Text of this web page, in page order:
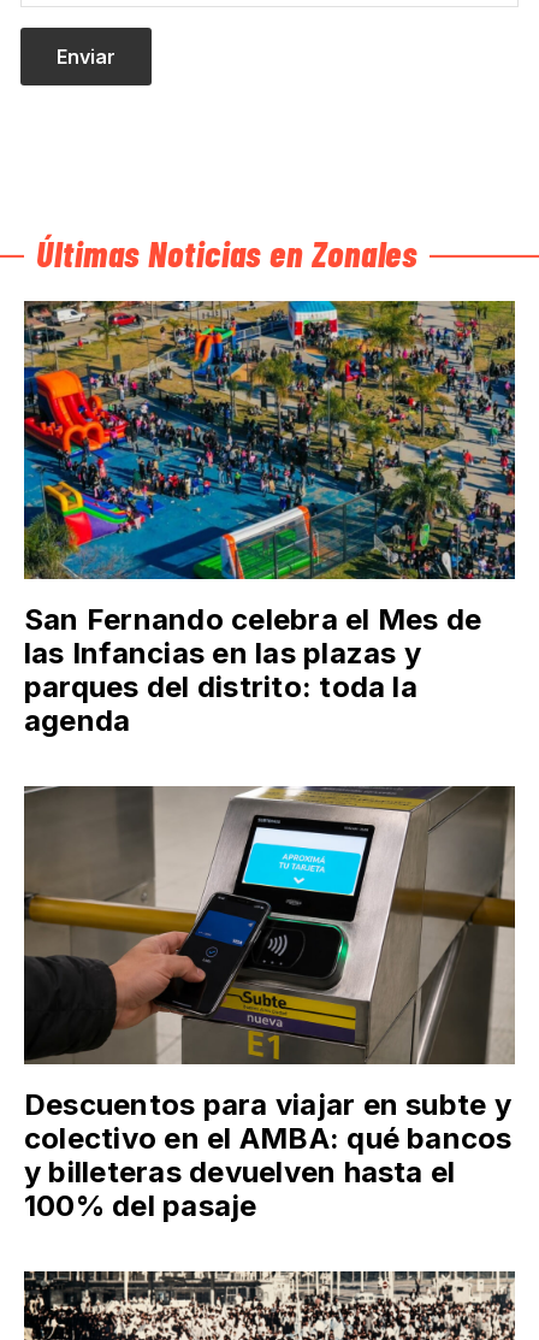
Últimas Noticias en Zonales
San Fernando celebra el Mes de
las Infancias en las plazas y
parques del distrito: toda la
agenda
Descuentos para viajar en subte y
colectivo en el AMBA: qué bancos
y billeteras devuelven hasta el
100% del pasaje